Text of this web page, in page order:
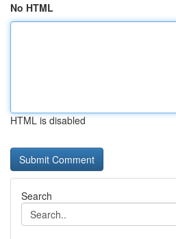
No HTML
HTML is disabled
Search